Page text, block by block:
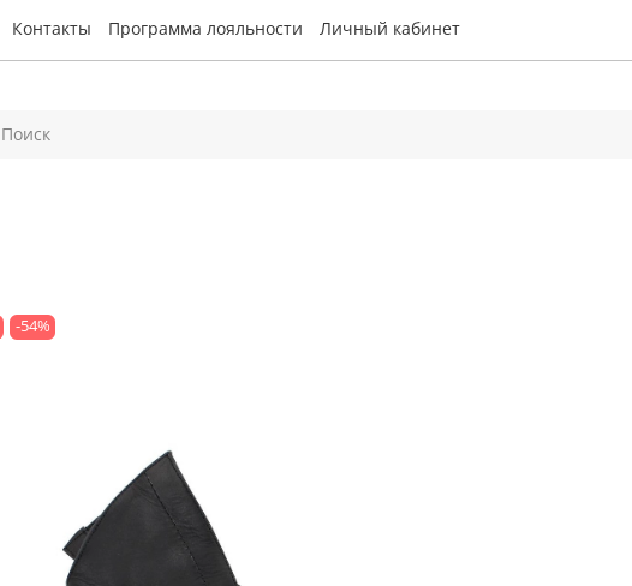
Контакты Программа лояльности Личный кабинет
-54%